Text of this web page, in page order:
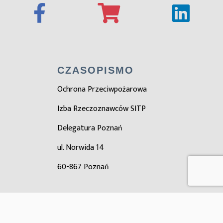
CZASOPISMO
Ochrona Przeciwpożarowa
Izba Rzeczoznawców SITP
Delegatura Poznań
ul. Norwida 14
60-867 Poznań